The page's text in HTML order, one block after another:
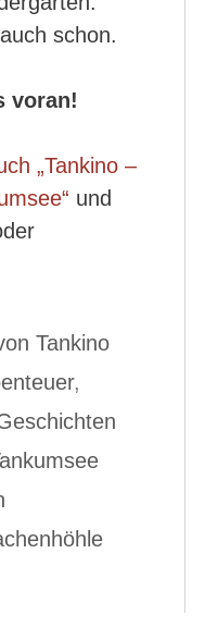
schon.
voran!
„Tankino –
und
Tankino
,